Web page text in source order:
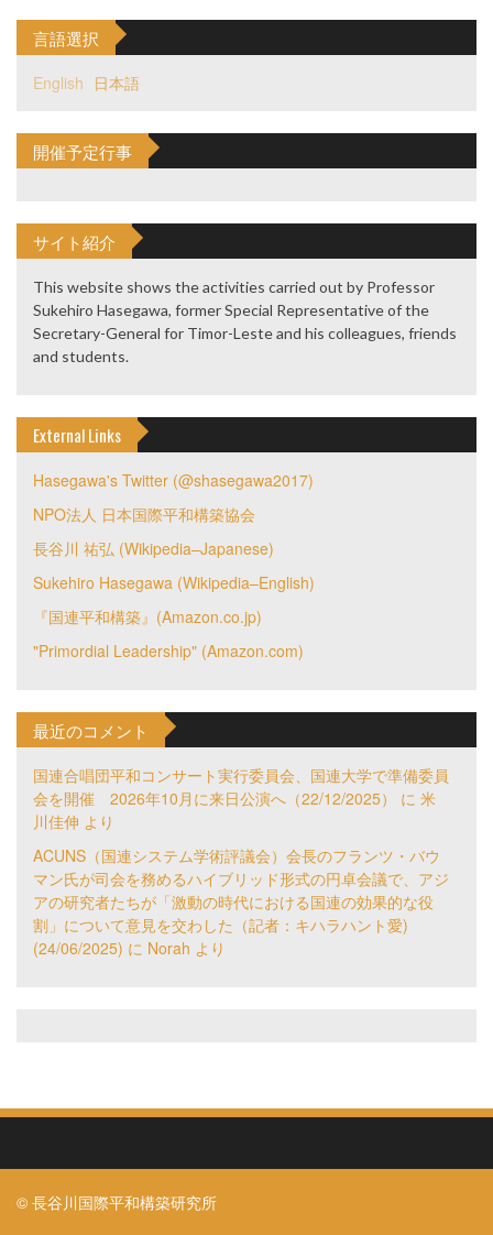
言語選択
English 日本語
開催予定行事
サイト紹介
This website shows the activities carried out by Professor
Sukehiro Hasegawa, former Special Representative of the
Secretary-General for Timor-Leste and his colleagues, friends
and students.
External Links
Hasegawa's Twitter (@shasegawa2017)
NPO法人 日本国際平和構築協会
長谷川 祐弘 (Wikipedia–Japanese)
Sukehiro Hasegawa (Wikipedia–English)
『国連平和構築』(Amazon.co.jp)
"Primordial Leadership" (Amazon.com)
最近のコメント
国連合唱団平和コンサート実行委員会、国連大学で準備委員
会を開催 2026年10月に来日公演へ（22/12/2025）
に 米
川佳伸 より
ACUNS（国連システム学術評議会）会長のフランツ・バウ
マン氏が司会を務めるハイブリッド形式の円卓会議で、アジ
アの研究者たちが「激動の時代における国連の効果的な役
割」について意見を交わした（記者：キハラハント愛)
(24/06/2025) に Norah より
© 長谷川国際平和構築研究所